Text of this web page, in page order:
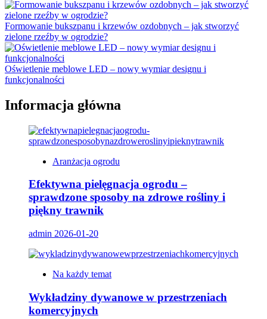
Formowanie bukszpanu i krzewów ozdobnych – jak stworzyć
zielone rzeźby w ogrodzie?
Oświetlenie meblowe LED – nowy wymiar designu i
funkcjonalności
Informacja główna
Aranżacja ogrodu
Efektywna pielęgnacja ogrodu –
sprawdzone sposoby na zdrowe rośliny i
piękny trawnik
admin 2026-01-20
Na każdy temat
Wykładziny dywanowe w przestrzeniach
komercyjnych